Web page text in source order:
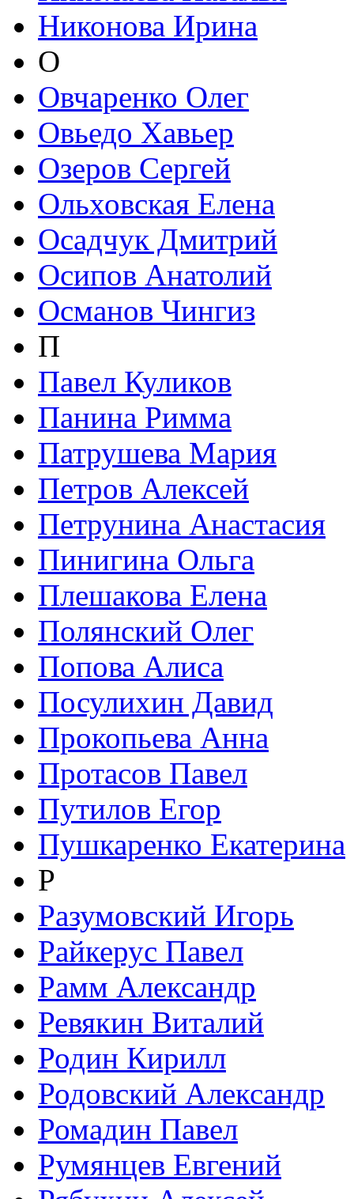
Никонова Ирина
О
Овчаренко Олег
Овьедо Хавьер
Озеров Сергей
Ольховская Елена
Осадчук Дмитрий
Осипов Анатолий
Османов Чингиз
П
Павел Куликов
Панина Римма
Патрушева Мария
Петров Алексей
Петрунина Анастасия
Пинигина Ольга
Плешакова Елена
Полянский Олег
Попова Алиса
Посулихин Давид
Прокопьева Анна
Протасов Павел
Путилов Егор
Пушкаренко Екатерина
Р
Разумовский Игорь
Райкерус Павел
Рамм Александр
Ревякин Виталий
Родин Кирилл
Родовский Александр
Ромадин Павел
Румянцев Евгений